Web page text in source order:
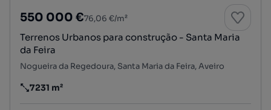
550 000 €76,06 €/m²
Terrenos Urbanos para construção - Santa Maria
da Feira
Nogueira da Regedoura, Santa Maria da Feira, Aveiro
Preço por metro quadrado
7231 m²